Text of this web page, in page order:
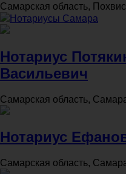
Самарская область,
Нотариусы Самара
Нотариус
Васильевич
Самарская область,
Нотариус
Самарская область,